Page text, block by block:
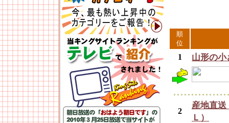
順
位
1 山形の
2
産地直
Ｌ）